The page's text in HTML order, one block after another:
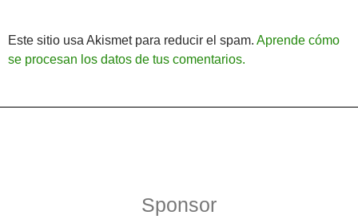
Este sitio usa Akismet para reducir el spam. Aprende cómo
se procesan los datos de tus comentarios.
Sponsor